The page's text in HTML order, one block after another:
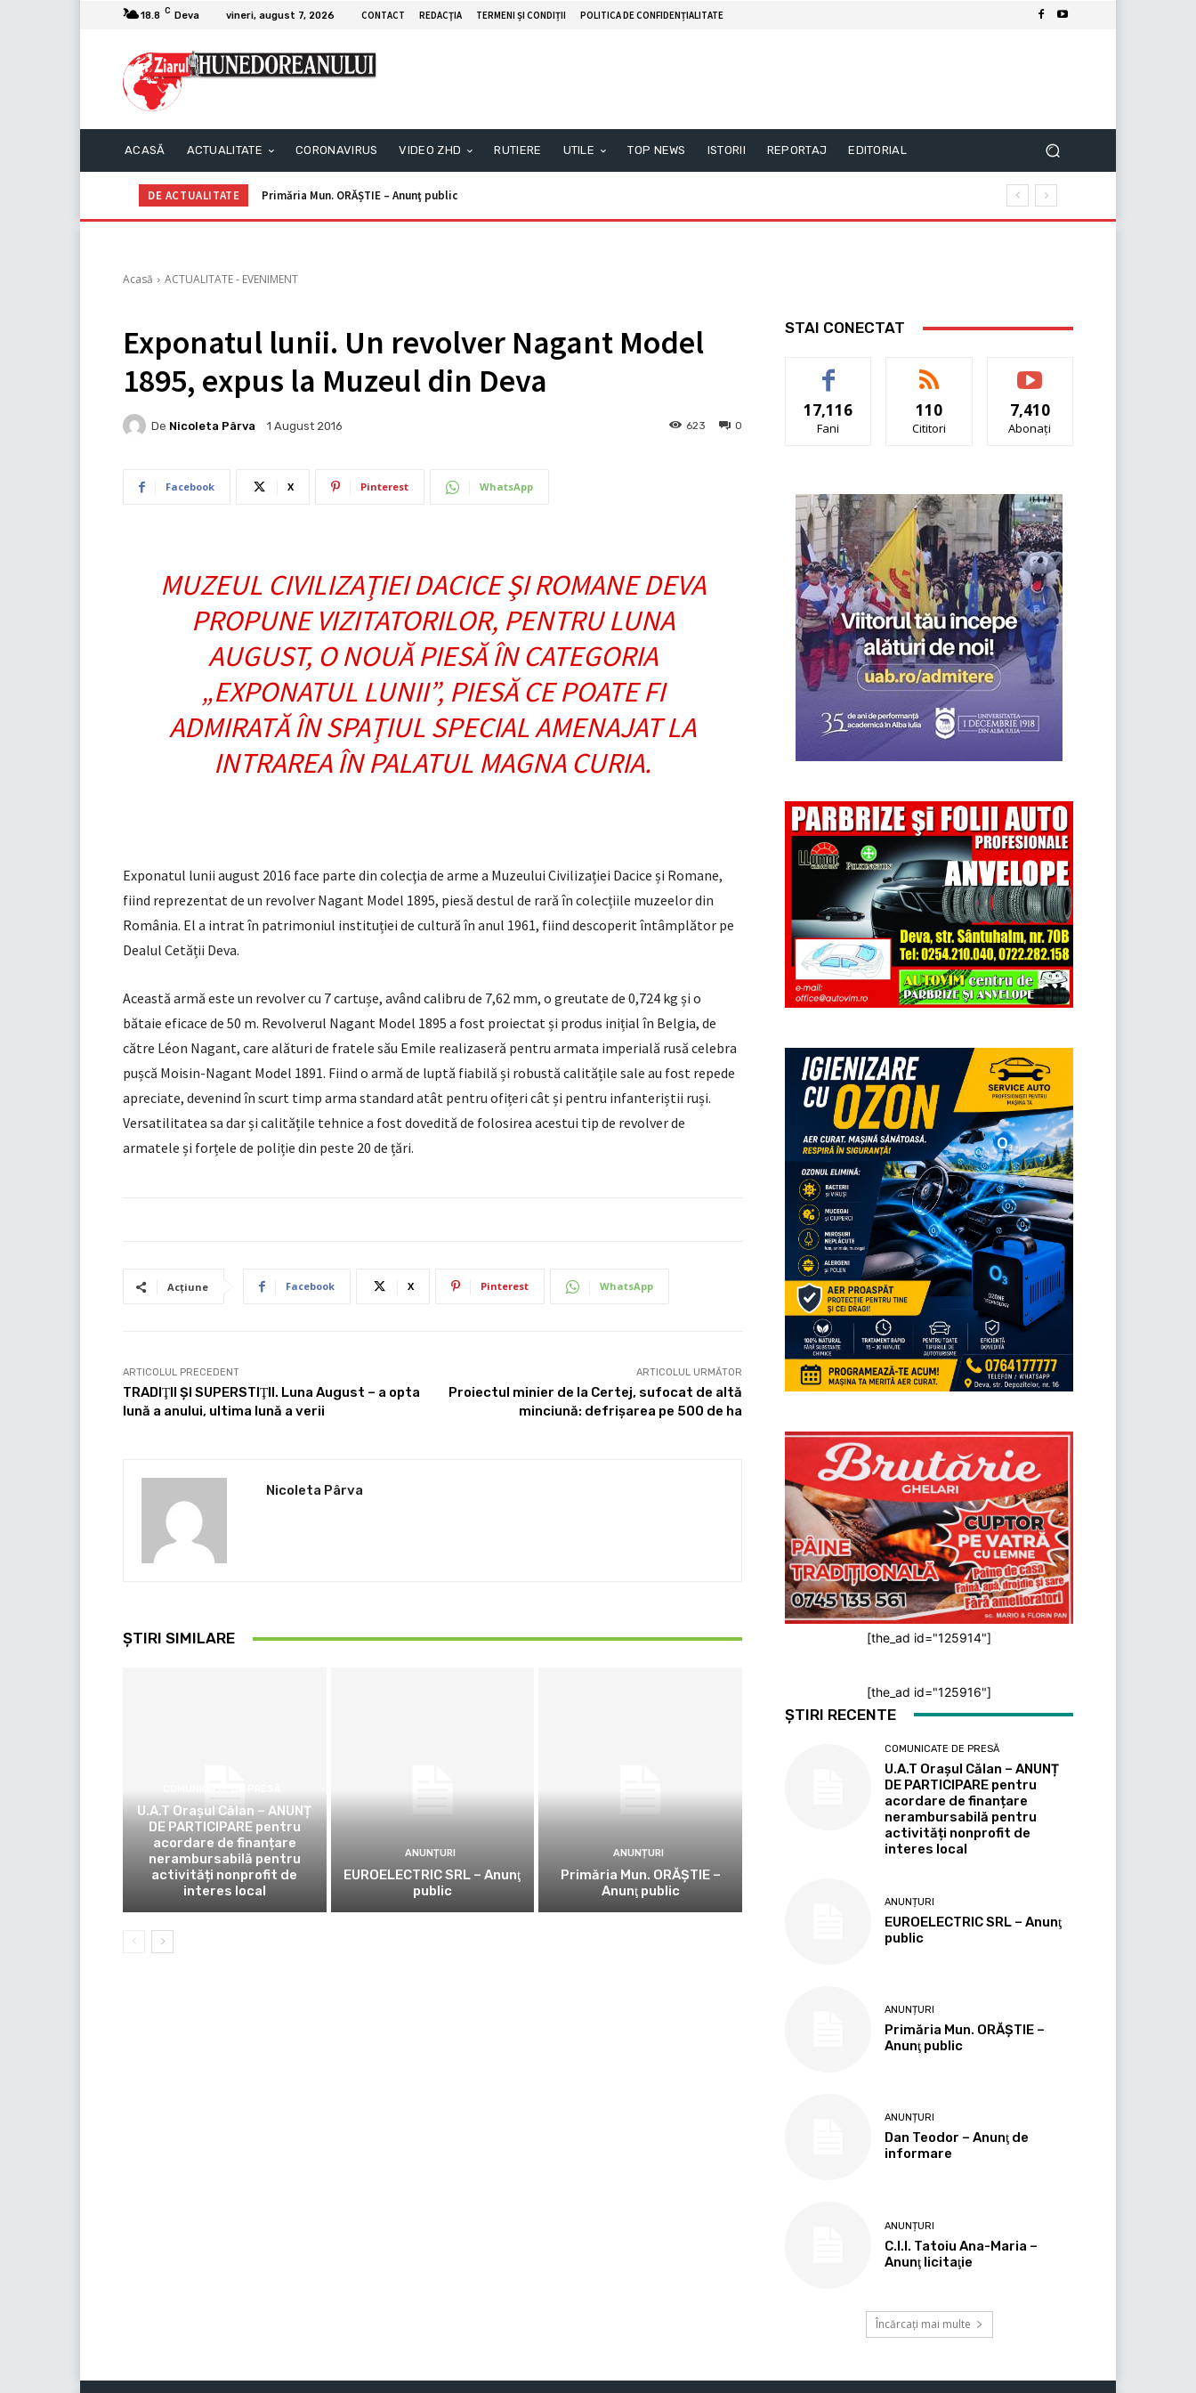
18.8 C Deva vineri, august 7, 2026 CONTACT REDACŢIA TERMENI ȘI CONDIȚII POLITICA DE CONFIDENȚIALITATE
ACASĂ ACTUALITATE CORONAVIRUS VIDEO ZHD RUTIERE UTILE TOP NEWS ISTORII REPORTAJ EDITORIAL
DE ACTUALITATE Primăria Mun. ORĂȘTIE – Anunţ public
Acasă ACTUALITATE - EVENIMENT
Exponatul lunii. Un revolver Nagant Model
1895, expus la Muzeul din Deva
De Nicoleta Pârva 1 August 2016 0
623
Facebook X Pinterest WhatsApp
MUZEUL CIVILIZAŢIEI DACICE ŞI ROMANE DEVA
PROPUNE VIZITATORILOR, PENTRU LUNA
AUGUST, O NOUĂ PIESĂ ÎN CATEGORIA
„EXPONATUL LUNII”, PIESĂ CE POATE FI
ADMIRATĂ ÎN SPAŢIUL SPECIAL AMENAJAT LA
INTRAREA ÎN PALATUL MAGNA CURIA.
Exponatul lunii august 2016 face parte din colecţia de arme a Muzeului Civilizației Dacice și Romane,
fiind reprezentat de un revolver Nagant Model 1895, piesă destul de rară în colecțiile muzeelor din
România. El a intrat în patrimoniul instituției de cultură în anul 1961, fiind descoperit întâmplător pe
Dealul Cetății Deva.
Această armă este un revolver cu 7 cartușe, având calibru de 7,62 mm, o greutate de 0,724 kg și o
bătaie eficace de 50 m. Revolverul Nagant Model 1895 a fost proiectat și produs inițial în Belgia, de
către Léon Nagant, care alături de fratele său Emile realizaseră pentru armata imperială rusă celebra
pușcă Moisin-Nagant Model 1891. Fiind o armă de luptă fiabilă și robustă calitățile sale au fost repede
apreciate, devenind în scurt timp arma standard atât pentru ofițeri cât și pentru infanteriștii ruși.
Versatilitatea sa dar și calitățile tehnice a fost dovedită de folosirea acestui tip de revolver de
armatele și forțele de poliție din peste 20 de țări.
Acțiune Facebook X Pinterest WhatsApp
ARTICOLUL PRECEDENT
TRADIŢII ŞI SUPERSTIŢII. Luna August – a opta
lună a anului, ultima lună a verii
ARTICOLUL URMĂTOR
Proiectul minier de la Certej, sufocat de altă
minciună: defrişarea pe 500 de ha
Nicoleta Pârva
ȘTIRI SIMILARE
U.A.T Orașul Călan – ANUNȚ
DE PARTICIPARE pentru
acordare de finanțare
nerambursabilă pentru
activități nonprofit de
interes local
ANUNȚURI
EUROELECTRIC SRL – Anunţ
public
ANUNȚURI
Primăria Mun. ORĂȘTIE –
Anunţ public
STAI CONECTAT
17,116
Fani
110
Cititori
7,410
Abonați
[the_ad id="125914"]
[the_ad id="125916"]
ȘTIRI RECENTE
COMUNICATE DE PRESĂ
U.A.T Orașul Călan – ANUNȚ
DE PARTICIPARE pentru
acordare de finanțare
nerambursabilă pentru
activități nonprofit de
interes local
ANUNȚURI
EUROELECTRIC SRL – Anunţ
public
ANUNȚURI
Primăria Mun. ORĂȘTIE –
Anunţ public
ANUNȚURI
Dan Teodor – Anunţ de
informare
ANUNȚURI
C.I.I. Tatoiu Ana-Maria –
Anunţ licitaţie
Încărcați mai multe